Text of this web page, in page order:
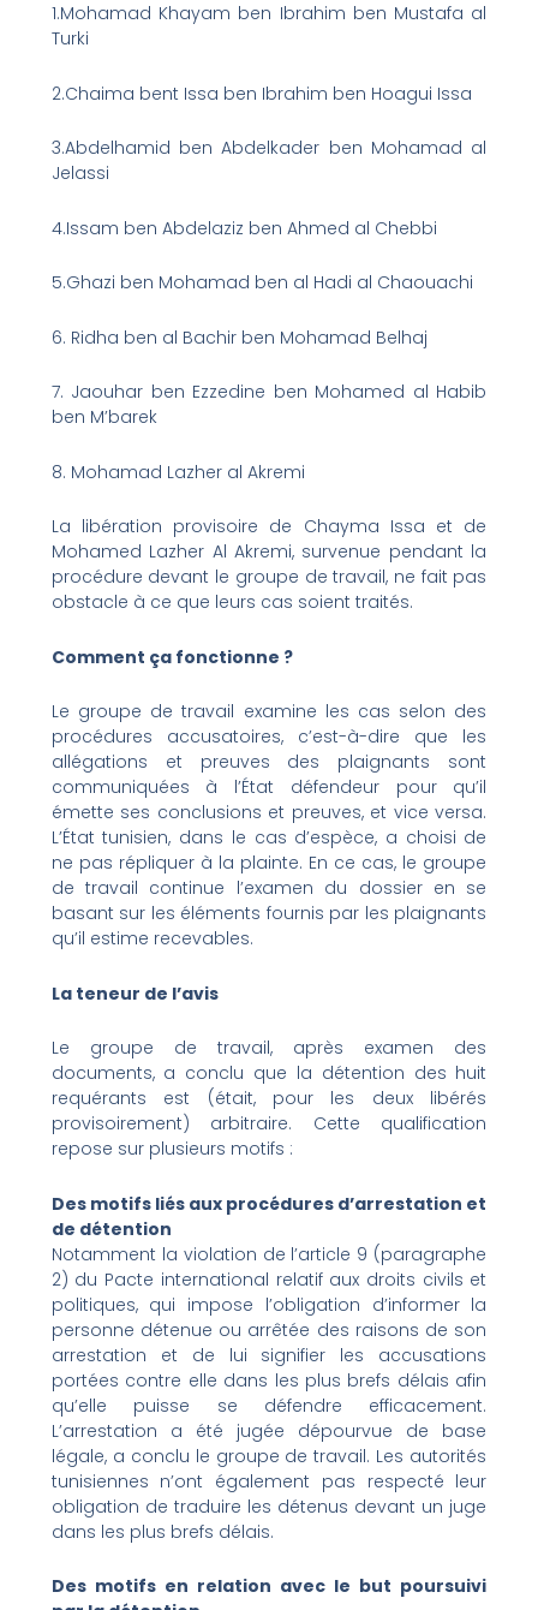
1.Mohamad Khayam ben Ibrahim ben Mustafa al
Turki
2.Chaima bent Issa ben Ibrahim ben Hoagui Issa
3.Abdelhamid ben Abdelkader ben Mohamad al
Jelassi
4.Issam ben Abdelaziz ben Ahmed al Chebbi
5.Ghazi ben Mohamad ben al Hadi al Chaouachi
6. Ridha ben al Bachir ben Mohamad Belhaj
7. Jaouhar ben Ezzedine ben Mohamed al Habib
ben M’barek
8. Mohamad Lazher al Akremi
La libération provisoire de Chayma Issa et de
Mohamed Lazher Al Akremi, survenue pendant la
procédure devant le groupe de travail, ne fait pas
obstacle à ce que leurs cas soient traités.
Comment ça fonctionne ?
Le groupe de travail examine les cas selon des
procédures accusatoires, c’est-à-dire que les
allégations et preuves des plaignants sont
communiquées à l’État défendeur pour qu’il
émette ses conclusions et preuves, et vice versa.
L’État tunisien, dans le cas d’espèce, a choisi de
ne pas répliquer à la plainte. En ce cas, le groupe
de travail continue l’examen du dossier en se
basant sur les éléments fournis par les plaignants
qu’il estime recevables.
La teneur de l’avis
Le groupe de travail, après examen des
documents, a conclu que la détention des huit
requérants est (était, pour les deux libérés
provisoirement) arbitraire. Cette qualification
repose sur plusieurs motifs :
Des motifs liés aux procédures d’arrestation et
de détention
Notamment la violation de l’article 9 (paragraphe
2) du Pacte international relatif aux droits civils et
politiques, qui impose l’obligation d’informer la
personne détenue ou arrêtée des raisons de son
arrestation et de lui signifier les accusations
portées contre elle dans les plus brefs délais afin
qu’elle puisse se défendre efficacement.
L’arrestation a été jugée dépourvue de base
légale, a conclu le groupe de travail. Les autorités
tunisiennes n’ont également pas respecté leur
obligation de traduire les détenus devant un juge
dans les plus brefs délais.
Des motifs en relation avec le but poursuivi